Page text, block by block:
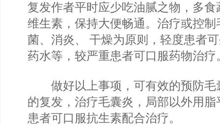
复发作者平时应少吃油腻之物，多
维生素，保持大便畅通。治疗或控
菌、消炎、 干燥为原则，轻度患者
药水等，较严重患者可口服药物治疗
做好以上事项，可有效的预防毛
的复发，治疗毛囊炎，局部以外用
患者可口服抗生素配合治疗。